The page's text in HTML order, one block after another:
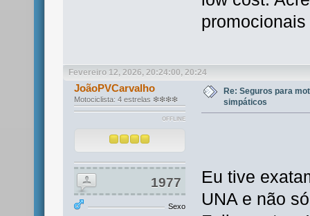
Fevereiro 12, 2026, 20:24:00, 20:24
JoãoPVCarvalho
Motociclista: 4 estrelas ❇❇❇❇
OFFLINE
1977
Sexo
Re: Seguros para
simpáticos
Eu tive
UNA e não